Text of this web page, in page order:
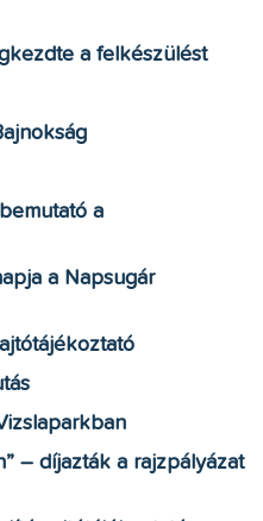
a felkészülést
a
a Napsugár
– díjazták a rajzpályázat